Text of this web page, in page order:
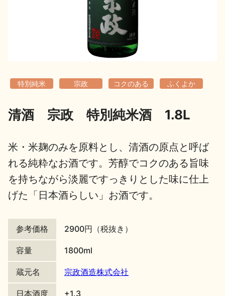
地酒解体新書
お楽しみコンテンツ
歳時記 地酒蔵元会検定
地酒川柳 地酒小説
特別純米 宗政 コクのある ふくよか
清酒 宗政 特別純米酒 1.8L
米・米麹のみを原料とし、清酒の原点と呼ば
れる純粋なお酒です。芳醇でコクのある旨味
を持ちながら淡麗ですっきりとした味に仕上
げた「日本酒らしい」お酒です。
参考価格 2900円（税抜き）
容量 1800ml
蔵元名 宗政酒造株式会社
日本酒度 +1.3